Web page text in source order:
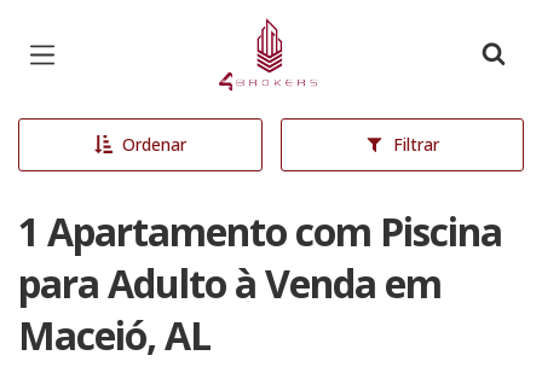
Página inicial
Ordenar Filtrar
1 Apartamento com Piscina
para Adulto à Venda em
Maceió, AL